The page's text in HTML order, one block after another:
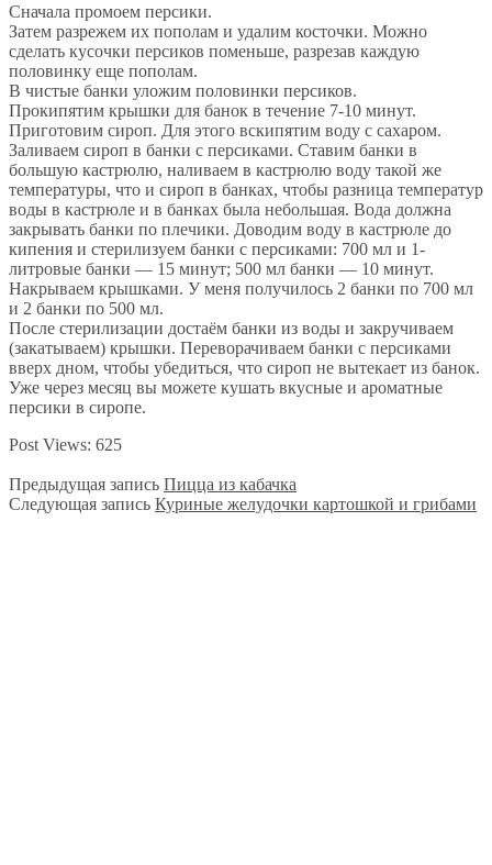
Сначала промоем персики.
Затем разрежем их пополам и удалим косточки. Можно
сделать кусочки персиков поменьше, разрезав каждую
половинку еще пополам.
В чистые банки уложим половинки персиков.
Прокипятим крышки для банок в течение 7-10 минут.
Приготовим сироп. Для этого вскипятим воду с сахаром.
Заливаем сироп в банки с персиками. Ставим банки в
большую кастрюлю, наливаем в кастрюлю воду такой же
температуры, что и сироп в банках, чтобы разница температур
воды в кастрюле и в банках была небольшая. Вода должна
закрывать банки по плечики. Доводим воду в кастрюле до
кипения и стерилизуем банки с персиками: 700 мл и 1-
литровые банки — 15 минут; 500 мл банки — 10 минут.
Накрываем крышками. У меня получилось 2 банки по 700 мл
и 2 банки по 500 мл.
После стерилизации достаём банки из воды и закручиваем
(закатываем) крышки. Переворачиваем банки с персиками
вверх дном, чтобы убедиться, что сироп не вытекает из банок.
Уже через месяц вы можете кушать вкусные и ароматные
персики в сиропе.
Post Views: 625
Предыдущая запись Пицца из кабачка
Следующая запись Куриные желудочки картошкой и грибами